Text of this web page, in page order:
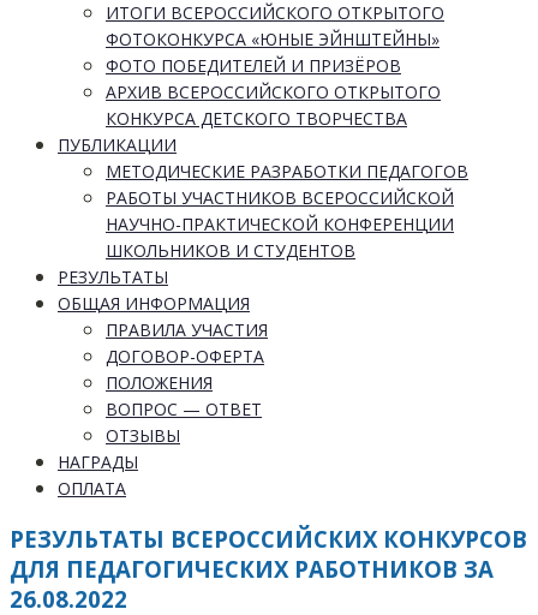
ИТОГИ ВСЕРОССИЙСКОГО ОТКРЫТОГО
ФОТОКОНКУРСА «ЮНЫЕ ЭЙНШТЕЙНЫ»
ФОТО ПОБЕДИТЕЛЕЙ И ПРИЗЁРОВ
АРХИВ ВСЕРОССИЙСКОГО ОТКРЫТОГО
КОНКУРСА ДЕТСКОГО ТВОРЧЕСТВА
ПУБЛИКАЦИИ
МЕТОДИЧЕСКИЕ РАЗРАБОТКИ ПЕДАГОГОВ
РАБОТЫ УЧАСТНИКОВ ВСЕРОССИЙСКОЙ
НАУЧНО-ПРАКТИЧЕСКОЙ КОНФЕРЕНЦИИ
ШКОЛЬНИКОВ И СТУДЕНТОВ
РЕЗУЛЬТАТЫ
ОБЩАЯ ИНФОРМАЦИЯ
ПРАВИЛА УЧАСТИЯ
ДОГОВОР-ОФЕРТА
ПОЛОЖЕНИЯ
ВОПРОС — ОТВЕТ
ОТЗЫВЫ
НАГРАДЫ
ОПЛАТА
РЕЗУЛЬТАТЫ ВСЕРОССИЙСКИХ КОНКУРСОВ
ДЛЯ ПЕДАГОГИЧЕСКИХ РАБОТНИКОВ ЗА
26.08.2022